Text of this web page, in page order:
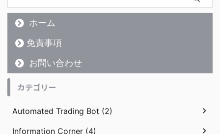
ホーム
免責事項
お問い合わせ
カテゴリー
Automated Trading Bot (2)
Information Corner (4)